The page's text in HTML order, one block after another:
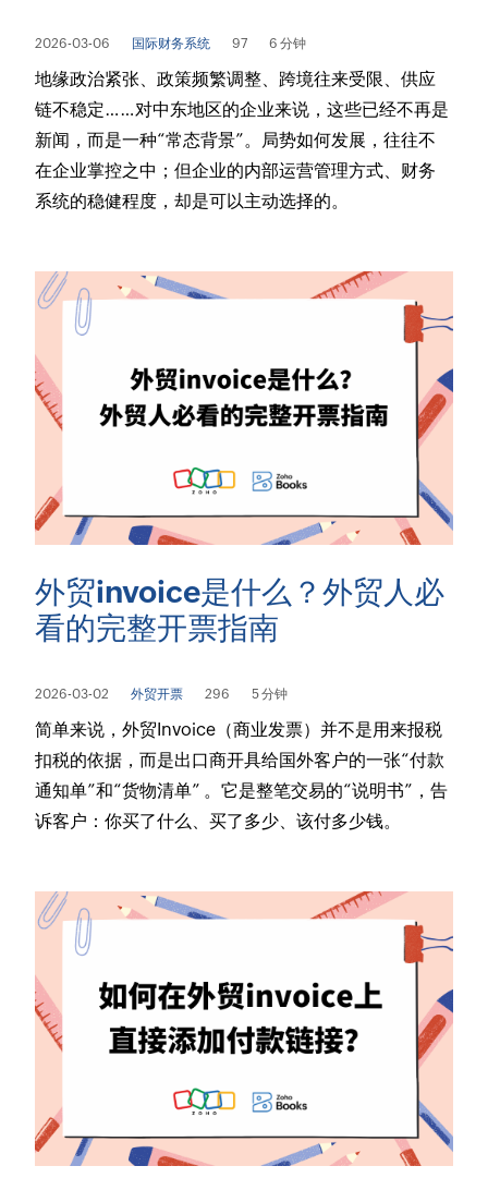
2026-03-06 国际财务系统 97 6 分钟
地缘政治紧张、政策频繁调整、跨境往来受限、供应
链不稳定……对中东地区的企业来说，这些已经不再是
新闻，而是一种“常态背景”。局势如何发展，往往不
在企业掌控之中；但企业的内部运营管理方式、财务
系统的稳健程度，却是可以主动选择的。
外贸invoice是什么？外贸人必
看的完整开票指南
2026-03-02 外贸开票 296 5 分钟
简单来说，外贸Invoice（商业发票）并不是用来报税
扣税的依据，而是出口商开具给国外客户的一张“付款
通知单”和“货物清单” 。它是整笔交易的“说明书”，告
诉客户：你买了什么、买了多少、该付多少钱。